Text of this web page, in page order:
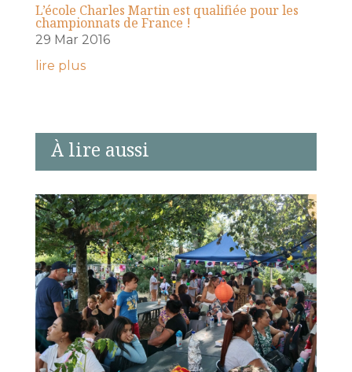
L’école Charles Martin est qualifiée pour les
championnats de France !
29 Mar 2016
lire plus
À lire aussi